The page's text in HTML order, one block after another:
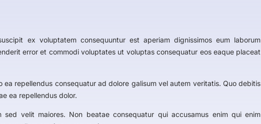
ex voluptatem consequuntur est aperiam dignissimos eum laborum
error et commodi voluptates ut voluptas consequatur eos eaque placeat
ea repellendus consequatur ad dolore galisum vel autem veritatis. Quo debitis
ea repellendus dolor.
sed velit maiores. Non beatae consequatur qui accusamus enim qui enim